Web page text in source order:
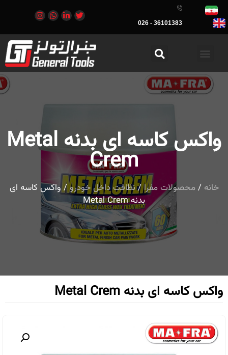
36101383 - 026
واکس کاسه ای بدنه Metal
Crem
خانه / محصولات مفرا/نظافت داخل خودرو/ واکس کاسه ای
بدنه Metal Crem
واکس کاسه ای بدنه Metal Crem